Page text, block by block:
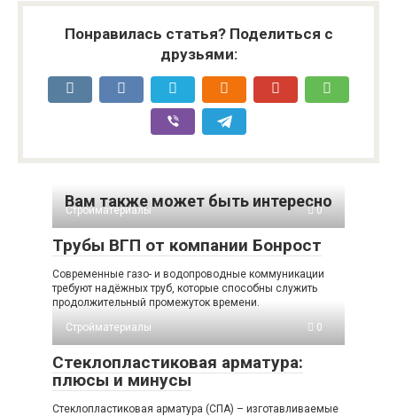
Понравилась статья? Поделиться с
друзьями:
Вам также может быть интересно
Стройматериалы 0
Трубы ВГП от компании Бонрост
Современные газо- и водопроводные коммуникации
требуют надёжных труб, которые способны служить
продолжительный промежуток времени.
Стройматериалы
0
Стеклопластиковая арматура:
плюсы и минусы
Стеклопластиковая арматура (СПА) – изготавливаемые